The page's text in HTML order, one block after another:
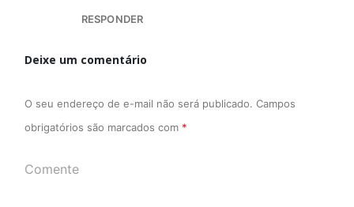
RESPONDER
Deixe um comentário
O seu endereço de e-mail não será publicado. Campos
obrigatórios são marcados com *